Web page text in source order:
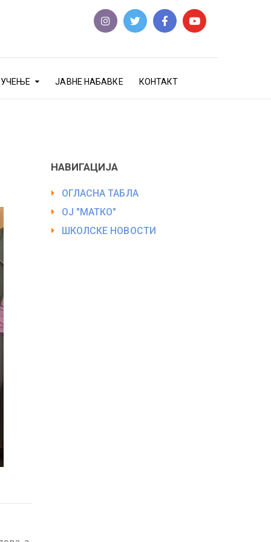
ЈАВНЕ НАБАВКЕ КОНТАКТ
НАВИГАЦИЈА
ОГЛАСНА ТАБЛА
ОЈ "МАТКО"
ШКОЛСКЕ НОВОСТИ